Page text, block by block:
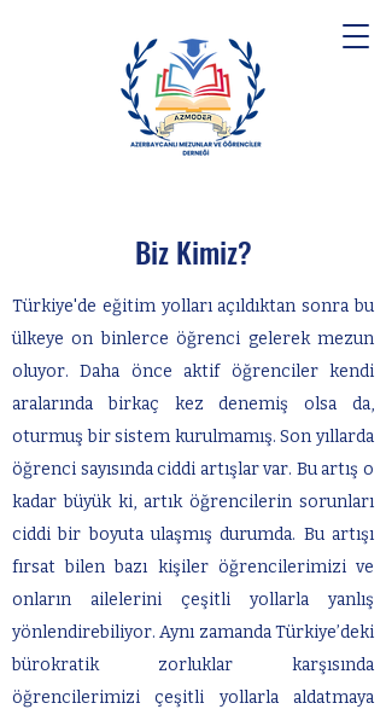
Biz Kimiz?
Türkiye'de eğitim yolları açıldıktan sonra bu
ülkeye on binlerce öğrenci gelerek mezun
oluyor. Daha önce aktif öğrenciler kendi
aralarında birkaç kez denemiş olsa da,
oturmuş bir sistem kurulmamış. Son yıllarda
öğrenci sayısında ciddi artışlar var. Bu artış o
kadar büyük ki, artık öğrencilerin sorunları
ciddi bir boyuta ulaşmış durumda. Bu artışı
fırsat bilen bazı kişiler öğrencilerimizi ve
onların ailelerini çeşitli yollarla yanlış
yönlendirebiliyor. Aynı zamanda Türkiye’deki
bürokratik zorluklar karşısında
öğrencilerimizi çeşitli yollarla aldatmaya